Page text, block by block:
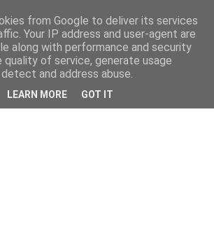
from Google to deliver its services
Your IP address and user-agent are
along with performance and security
of service, generate usage
and address abuse.
LEARN MORE GOT IT